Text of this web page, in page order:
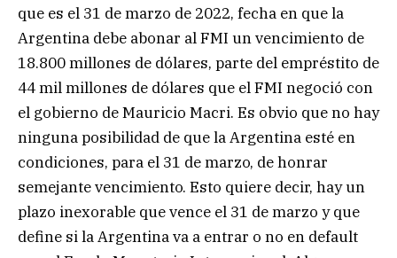
que es el 31 de marzo de 2022, fecha en que la
Argentina debe abonar al FMI un vencimiento de
18.800 millones de dólares, parte del empréstito de
44 mil millones de dólares que el FMI negoció con
el gobierno de Mauricio Macri. Es obvio que no hay
ninguna posibilidad de que la Argentina esté en
condiciones, para el 31 de marzo, de honrar
semejante vencimiento. Esto quiere decir, hay un
plazo inexorable que vence el 31 de marzo y que
define si la Argentina va a entrar o no en default